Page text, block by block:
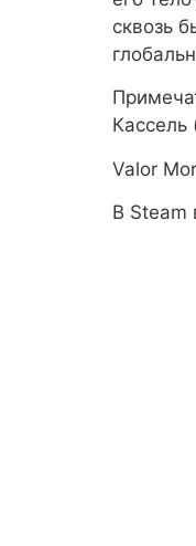
сквозь
Кассель
Valor
В Steam